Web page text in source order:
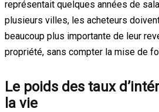
représentait quelques années de
plusieurs villes, les acheteurs
beaucoup plus importante de leur
propriété, sans compter la mise de
Le poids des taux
la vie